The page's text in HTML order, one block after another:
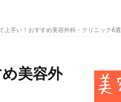
上手い！おすすめ美容外科・クリニック6選
美容外